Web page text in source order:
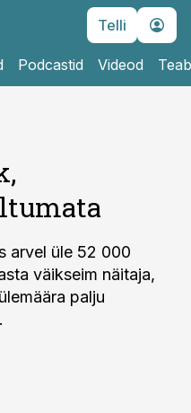
Telli
Podcastid Videod
arvel üle 52 000
väikseim näitaja,
palju